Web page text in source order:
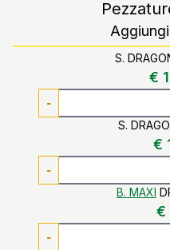
S.
€
-
S.
€
-
B. MAXI
€
-